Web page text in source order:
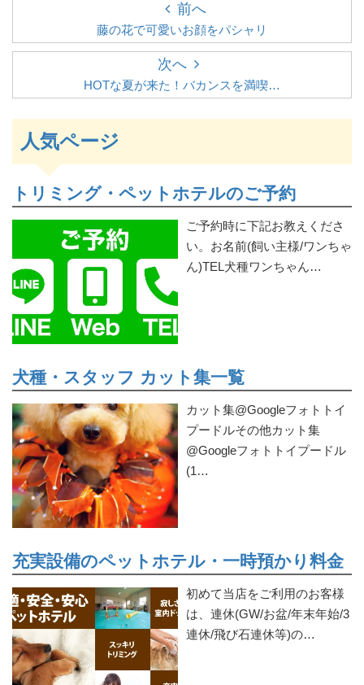
前へ
藤の花で可愛いお顔をパシャリ
次へ
HOTな夏が来た！バカンスを満喫…
人気ページ
トリミング・ペットホテルのご予約
ご予約時に下記お教えくださ
い。お名前(飼い主様/ワンちゃ
ん)TEL犬種ワンちゃん…
犬種・スタッフ カット集一覧
カット集@Googleフォトトイ
プードルその他カット集
@Googleフォトトイプードル
(1…
充実設備のペットホテル・一時預かり料金
初めて当店をご利用のお客様
は、連休(GW/お盆/年末年始/3
連休/飛び石連休等)の…